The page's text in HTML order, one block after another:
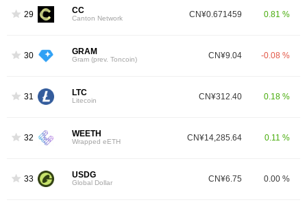
29 CC
Canton Network CN¥0.671459 0.81 %
30 GRAM
Gram (prev. Toncoin) CN¥9.04 -0.08 %
31 LTC
Litecoin CN¥312.40 0.18 %
32 WEETH
Wrapped eETH CN¥14,285.64 0.11 %
33 USDG
Global Dollar CN¥6.75 0.00 %